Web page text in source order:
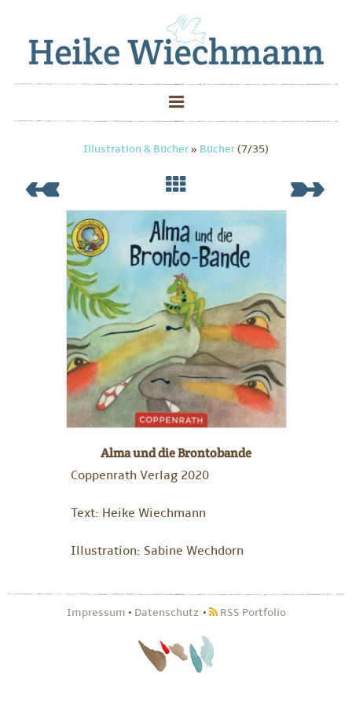
Illustration & Bücher» Bücher(7/35)
Alma und die Brontobande
Coppenrath Verlag 2020
Text: Heike Wiechmann
Illustration: Sabine Wechdorn
Impressum • Datenschutz RSS Portfolio